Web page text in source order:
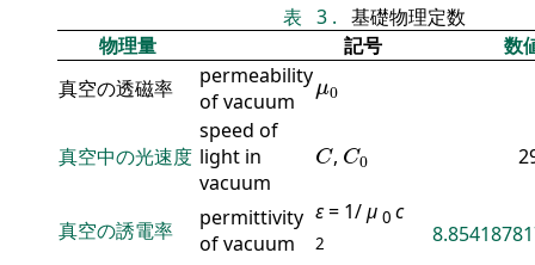
表 3 . 基礎物理定数
物理量
記号
数
真空の透磁率
permeability
of vacuum
μ0
μ0
真空中の光速度
speed of
light in
vacuum
C
C, C0
C0
真空の誘電率
permittivity
of vacuum
ε= 1/μ 0 c
2